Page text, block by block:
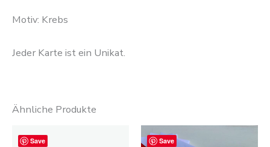
Motiv: Krebs
Jeder Karte ist ein Unikat.
Ähnliche Produkte
Save Save